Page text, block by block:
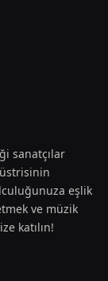
sanatçılar
eşlik
ve müzik
katılın!